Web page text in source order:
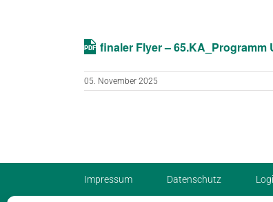
finaler Flyer –
05. November 2025
Impressum Datenschutz